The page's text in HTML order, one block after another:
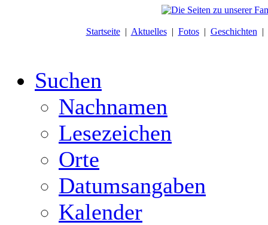
Startseite| Aktuelles| Fotos| Geschichten |
Suchen
Nachnamen
Lesezeichen
Orte
Datumsangaben
Kalender